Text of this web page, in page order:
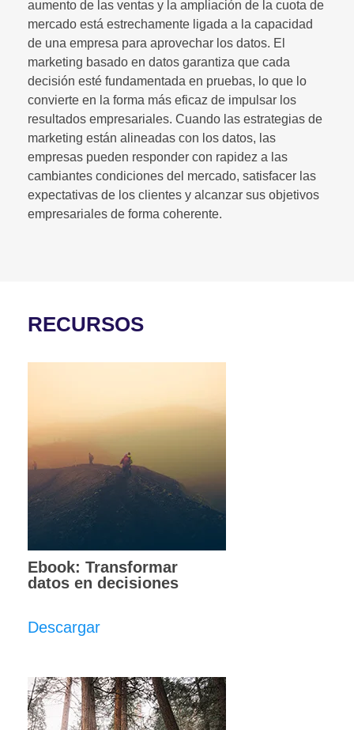
aumento de las ventas y la ampliación de la cuota de
mercado está estrechamente ligada a la capacidad
de una empresa para aprovechar los datos. El
marketing basado en datos garantiza que cada
decisión esté fundamentada en pruebas, lo que lo
convierte en la forma más eficaz de impulsar los
resultados empresariales. Cuando las estrategias de
marketing están alineadas con los datos, las
empresas pueden responder con rapidez a las
cambiantes condiciones del mercado, satisfacer las
expectativas de los clientes y alcanzar sus objetivos
empresariales de forma coherente.
RECURSOS
Ebook: Transformar
datos en decisiones
Descargar